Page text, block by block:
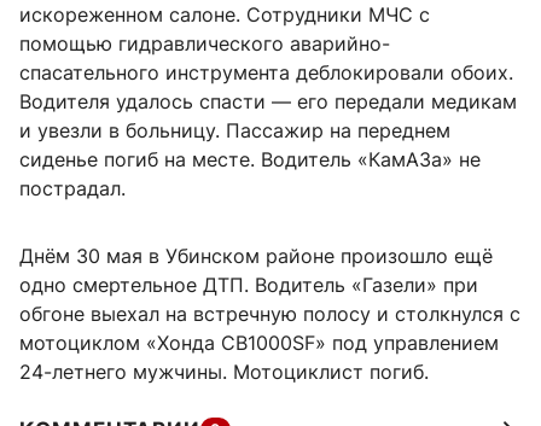
искореженном салоне. Сотрудники МЧС с
помощью гидравлического аварийно-
спасательного инструмента деблокировали обоих.
Водителя удалось спасти — его передали медикам
и увезли в больницу. Пассажир на переднем
сиденье погиб на месте. Водитель «КамАЗа» не
пострадал.
Днём 30 мая в Убинском районе произошло ещё
одно смертельное ДТП. Водитель «Газели» при
обгоне выехал на встречную полосу и столкнулся с
мотоциклом «Хонда CB1000SF» под управлением
24-летнего мужчины. Мотоциклист погиб.